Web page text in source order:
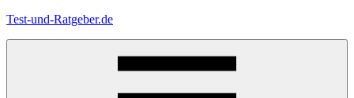
Zum
Test-und-Ratgeber.de